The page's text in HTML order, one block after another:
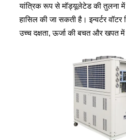
यांत्रिक रूप से मॉड्यूलेटेड की तुलना में
हासिल की जा सकती है। इन्वर्टर वॉटर
उच्च दक्षता, ऊर्जा की बचत और खपत में